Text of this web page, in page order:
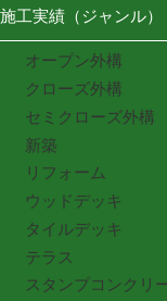
施工実績（ジャンル）
オープン外構
クローズ外構
セミクローズ外構
新築
リフォーム
ウッドデッキ
タイルデッキ
テラス
スタンプコンクリ